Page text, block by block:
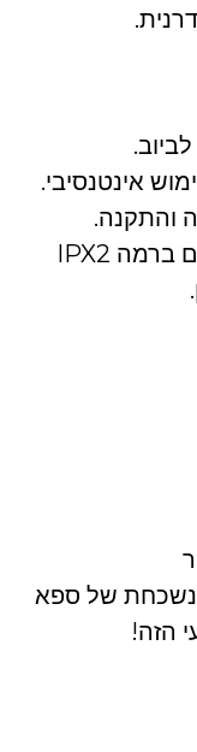
אינטנסיבי.
והתקנה.
קל לתחזוקה – עמידות למים ברמה IPX2
נשכחת של ספא
הזה!